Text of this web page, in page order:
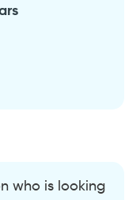
who is looking